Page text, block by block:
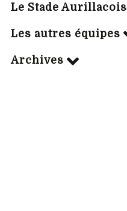
Le Stade Aurillacois
Les autres équipes
Archives